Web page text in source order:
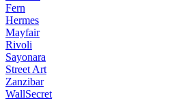
Fern
Hermes
Mayfair
Rivoli
Sayonara
Street Art
Zanzibar
WallSecret